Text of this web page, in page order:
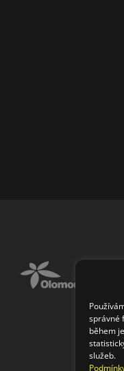
správné
během
služeb.